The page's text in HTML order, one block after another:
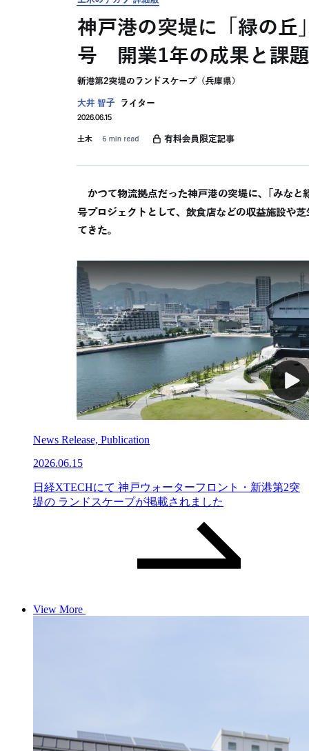
News Release, Publication
2026.06.15
日経XTECHにて 神戸ウォーターフロント・新港第2突
堤の ランドスケープが掲載されました
View More